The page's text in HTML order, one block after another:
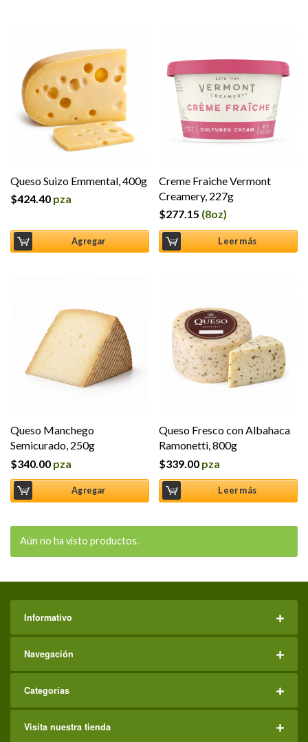
Queso Suizo Emmental, 400g
$424.40 pza
Agregar
Creme Fraiche Vermont
Creamery, 227g
$277.15 (8oz)
Leer más
Queso Manchego
Semicurado, 250g
$340.00 pza
Agregar
Queso Fresco con Albahaca
Ramonetti, 800g
$339.00 pza
Leer más
Aún no ha visto productos.
Informativo
Navegación
Categorías
Visita nuestra tienda